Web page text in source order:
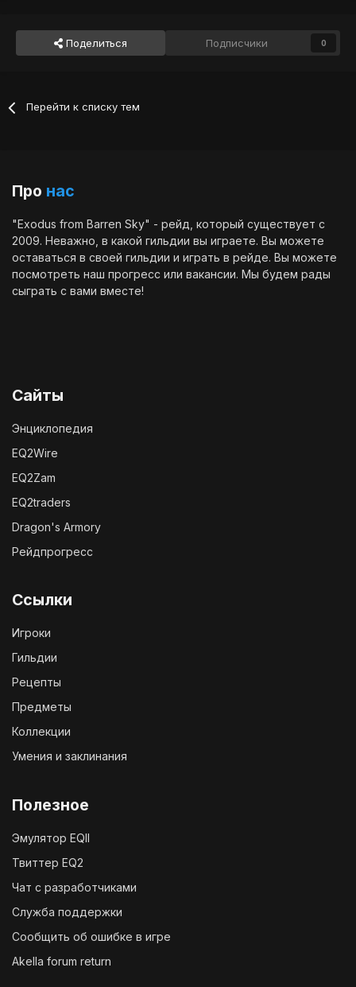
Поделиться Подписчики 0
Перейти к списку тем
Про нас
"Exodus from Barren Sky" - рейд, который существует с
2009. Неважно, в какой гильдии вы играете. Вы можете
оставаться в своей гильдии и играть в рейде. Вы можете
посмотреть наш прогресс или вакансии. Мы будем рады
сыграть с вами вместе!
Сайты
Энциклопедия
EQ2Wire
EQ2Zam
EQ2traders
Dragon's Armory
Рейдпрогресс
Ссылки
Игроки
Гильдии
Рецепты
Предметы
Коллекции
Умения и заклинания
Полезное
Эмулятор EQII
Твиттер EQ2
Чат с разработчиками
Служба поддержки
Сообщить об ошибке в игре
Akella forum return